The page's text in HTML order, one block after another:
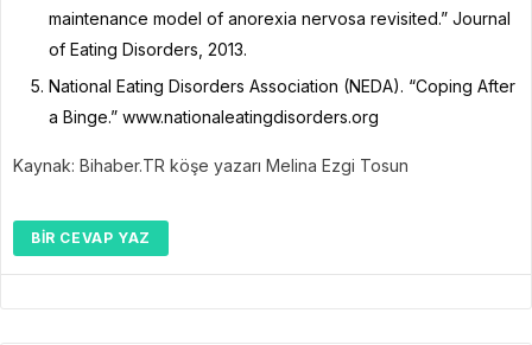
maintenance model of anorexia nervosa revisited.” Journal
of Eating Disorders, 2013.
National Eating Disorders Association (NEDA). “Coping After
a Binge.” www.nationaleatingdisorders.org
Kaynak: Bihaber.TR köşe yazarı Melina Ezgi Tosun
BIR CEVAP YAZ